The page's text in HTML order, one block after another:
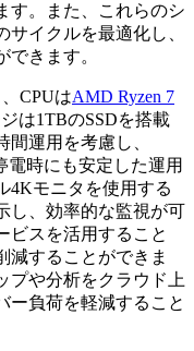
す。また、これらのシ
イクルを最適化し、
きます。
CPUはAMD Ryzen 7
は1TBのSSDを搭載
間運用を考慮し、
電時にも安定した運用
4Kモニタを使用する
し、効率的な監視が可
ビスを活用すること
減することができま
プや分析をクラウド上
ー負荷を軽減すること